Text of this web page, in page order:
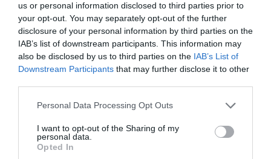
us or personal information disclosed to third parties prior to
your opt-out. You may separately opt-out of the further
disclosure of your personal information by third parties on the
IAB’s list of downstream participants. This information may
also be disclosed by us to third parties on the IAB’s List of
Downstream Participants that may further disclose it to other
Please note that this website/app uses one or more Google
not limited to your visit or usage behaviour. You may click to
grant or deny consent to Google and its third-party tags to
use your data for below specified purposes in below Google
Personal Data Processing Opt Outs
I want to opt-out of the Sharing of my
personal data.
Opted In